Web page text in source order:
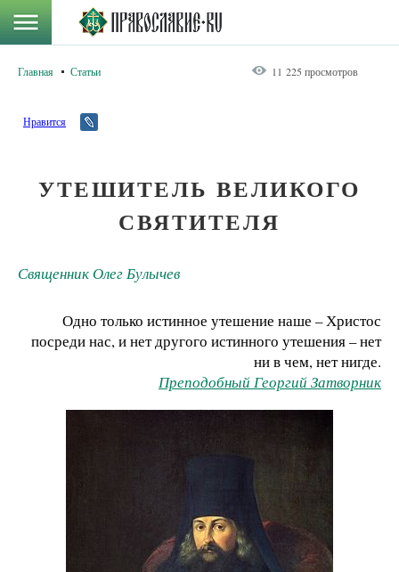
Главная Статьи 11 225 просмотров
Нравится
УТЕШИТЕЛЬ ВЕЛИКОГО
СВЯТИТЕЛЯ
Священник Олег Булычев
Одно только истинное утешение наше – Христос
посреди нас, и нет другого истинного утешения – нет
ни в чем, нет нигде.
Преподобный Георгий Затворник